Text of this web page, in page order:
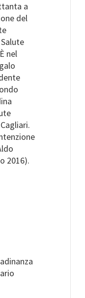
a
del
nel
2016).